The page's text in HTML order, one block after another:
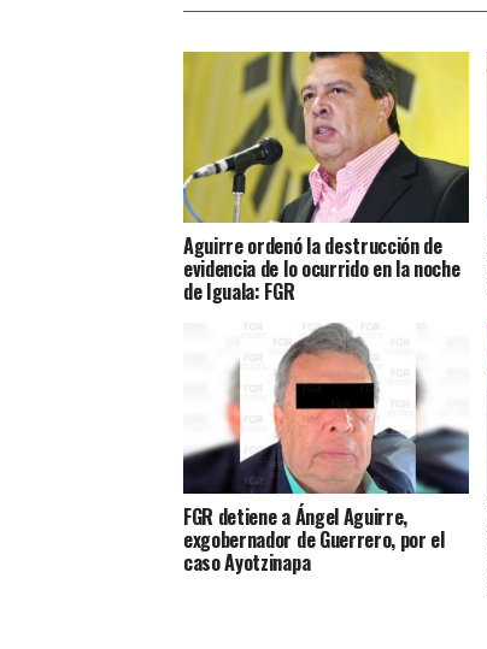
Aguirre ordenó la destrucción de
evidencia de lo ocurrido en la noche
de Iguala: FGR
FGR detiene a Ángel Aguirre,
exgobernador de Guerrero, por el
caso Ayotzinapa